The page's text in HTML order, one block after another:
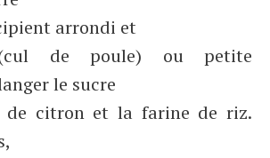
arrondi et
de poule) ou petite
le sucre
de citron et la farine de riz.